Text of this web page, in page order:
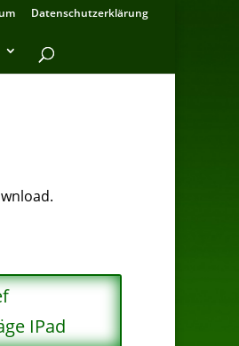
Datenschutzerklärung
IPad